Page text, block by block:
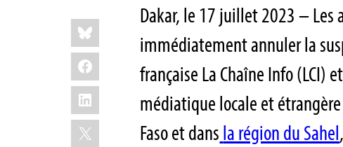
Share
this:
Bluesky
Facebook
LinkedIn
X
Dakar, le 17 juillet 2023 –
immédiatement annuler la
française La Chaîne Info (LCI)
médiatique locale et
Faso et dansla région du Sahel